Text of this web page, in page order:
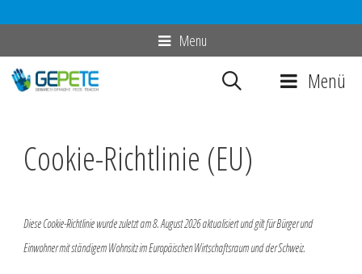
Inhalt
springen
Menu
Menü
Cookie-Richtlinie (EU)
Diese Cookie-Richtlinie wurde zuletzt am 8. August 2026 aktualisiert und gilt für Bürger und
Einwohner mit ständigem Wohnsitz im Europäischen Wirtschaftsraum und der Schweiz.